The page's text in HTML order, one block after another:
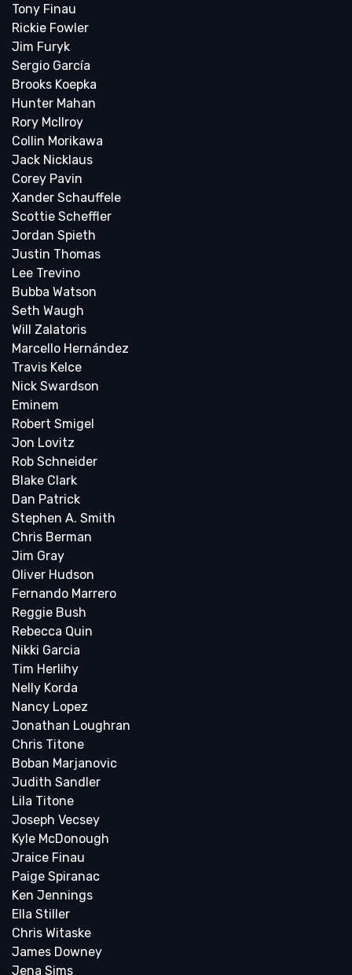
Tony Finau
Rickie Fowler
Jim Furyk
Sergio García
Brooks Koepka
Hunter Mahan
Rory McIlroy
Collin Morikawa
Jack Nicklaus
Corey Pavin
Xander Schauffele
Scottie Scheffler
Jordan Spieth
Justin Thomas
Lee Trevino
Bubba Watson
Seth Waugh
Will Zalatoris
Marcello Hernández
Travis Kelce
Nick Swardson
Eminem
Robert Smigel
Jon Lovitz
Rob Schneider
Blake Clark
Dan Patrick
Stephen A. Smith
Chris Berman
Jim Gray
Oliver Hudson
Fernando Marrero
Reggie Bush
Rebecca Quin
Nikki Garcia
Tim Herlihy
Nelly Korda
Nancy Lopez
Jonathan Loughran
Chris Titone
Boban Marjanovic
Judith Sandler
Lila Titone
Joseph Vecsey
Kyle McDonough
Jraice Finau
Paige Spiranac
Ken Jennings
Ella Stiller
Chris Witaske
James Downey
Jena Sims